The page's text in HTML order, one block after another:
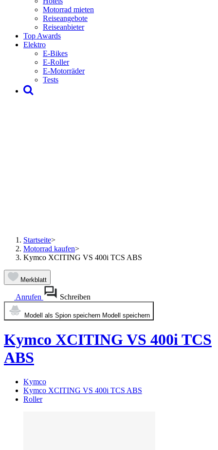
Motorrad mieten
Reiseangebote
Reiseanbieter
Top Awards
Elektro
E-Bikes
E-Roller
E-Motorräder
Tests
Startseite>
Motorrad kaufen>
Kymco XCITING VS 400i TCS ABS
Merkblatt
Anrufen Schreiben
Modell als Spion speichern Modell speichern
Kymco XCITING VS 400i TCS
ABS
Kymco
Kymco XCITING VS 400i TCS ABS
Roller